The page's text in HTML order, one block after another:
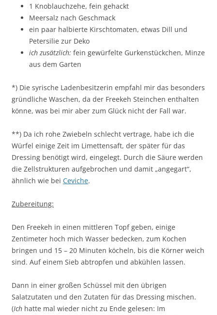
1 Knoblauchzehe, fein gehackt
Meersalz nach Geschmack
ein paar halbierte Kirschtomaten, etwas Dill und
Petersilie zur Deko
ich zusätzlich: fein gewürfelte Gurkenstückchen, Minze
aus dem Garten
*) Die syrische Ladenbesitzerin empfahl mir das besonders
gründliche Waschen, da der Freekeh Steinchen enthalten
könne, was bei mir aber zum Glück nicht der Fall war.
**) Da ich rohe Zwiebeln schlecht vertrage, habe ich die
Würfel einige Zeit im Limettensaft, der später für das
Dressing benötigt wird, eingelegt. Durch die Säure werden
die Zellstrukturen aufgebrochen und damit „angegart“,
ähnlich wie bei Ceviche.
Zubereitung:
Den Freekeh in einen mittleren Topf geben, einige
Zentimeter hoch mich Wasser bedecken, zum Kochen
bringen und 15 – 20 Minuten köcheln, bis die Körner weich
sind. Auf einem Sieb abtropfen und abkühlen lassen.
Dann in einer großen Schüssel mit den übrigen
Salatzutaten und den Zutaten für das Dressing mischen.
(Ich hatte mal wieder nicht zu Ende gelesen: Im